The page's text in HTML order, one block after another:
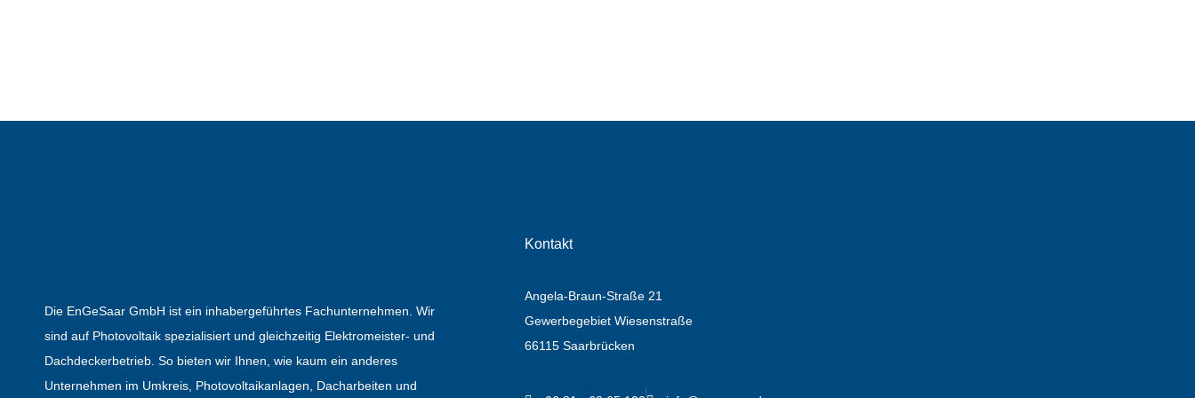
Die EnGeSaar GmbH ist ein inhabergeführtes Fachunternehmen. Wir
sind auf Photovoltaik spezialisiert und gleichzeitig Elektromeister- und
Dachdeckerbetrieb. So bieten wir Ihnen, wie kaum ein anderes
Unternehmen im Umkreis, Photovoltaikanlagen, Dacharbeiten und
Kontakt
Angela-Braun-Straße 21
Gewerbegebiet Wiesenstraße
66115 Saarbrücken